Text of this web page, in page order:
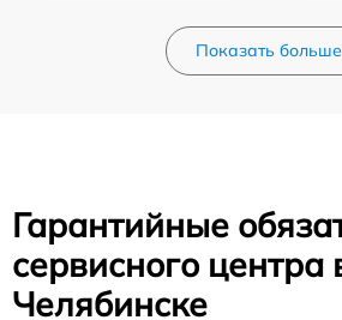
Показать больше
Гарантийные
сервисного центра
Челябинске